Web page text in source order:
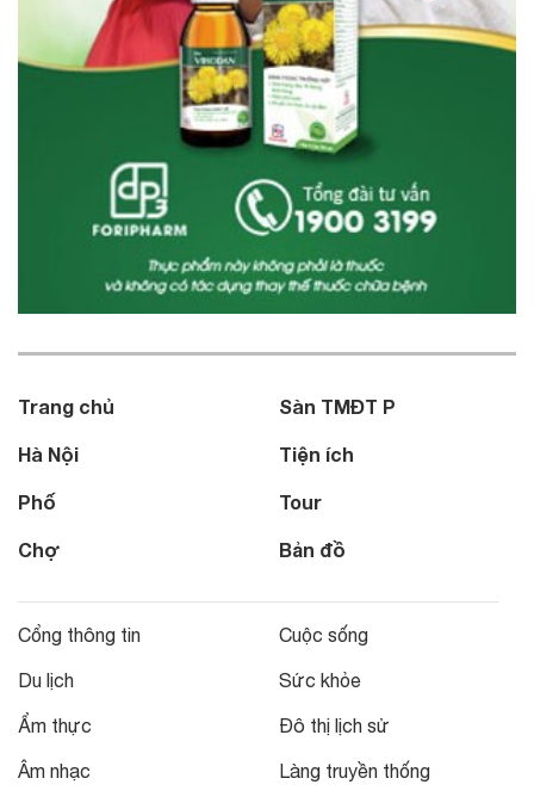
Trang chủ
Hà Nội
Phố
Chợ
Sàn TMĐT P
Tiện ích
Tour
Bản đồ
Cổng thông tin
Du lịch
Ẩm thực
Âm nhạc
Cuộc sống
Sức khỏe
Đô thị lịch sử
Làng truyền thống